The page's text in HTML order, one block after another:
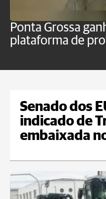
Ponta Grossa
plataforma de
Senado dos
indicado de
embaixada